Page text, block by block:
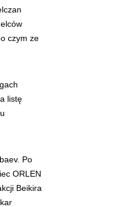
czym ze
listę
Po
ORLEN
Beikira